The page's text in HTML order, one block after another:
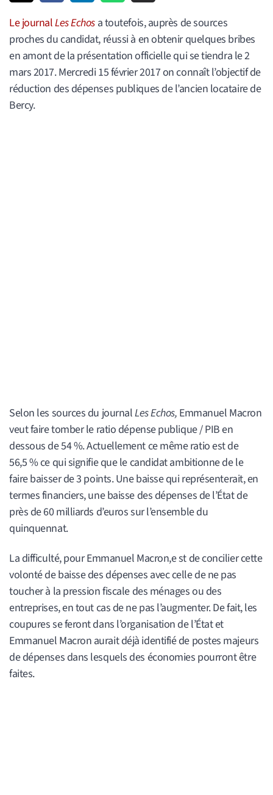
Le journalLes Echos a toutefois, auprès de sources
proches du candidat, réussi à en obtenir quelques bribes
en amont de la présentation officielle qui se tiendra le 2
mars 2017. Mercredi 15 février 2017 on connaît l’objectif de
réduction des dépenses publiques de l’ancien locataire de
Bercy.
Selon les sources du journalLes Echos, Emmanuel Macron
veut faire tomber le ratio dépense publique / PIB en
dessous de 54 %. Actuellement ce même ratio est de
56,5 % ce qui signifie que le candidat ambitionne de le
faire baisser de 3 points. Une baisse qui représenterait, en
termes financiers, une baisse des dépenses de l’État de
près de 60 milliards d’euros sur l’ensemble du
quinquennat.
La difficulté, pour Emmanuel Macron,e st de concilier cette
volonté de baisse des dépenses avec celle de ne pas
toucher à la pression fiscale des ménages ou des
entreprises, en tout cas de ne pas l’augmenter. De fait, les
coupures se feront dans l’organisation de l’État et
Emmanuel Macron aurait déjà identifié de postes majeurs
de dépenses dans lesquels des économies pourront être
faites.